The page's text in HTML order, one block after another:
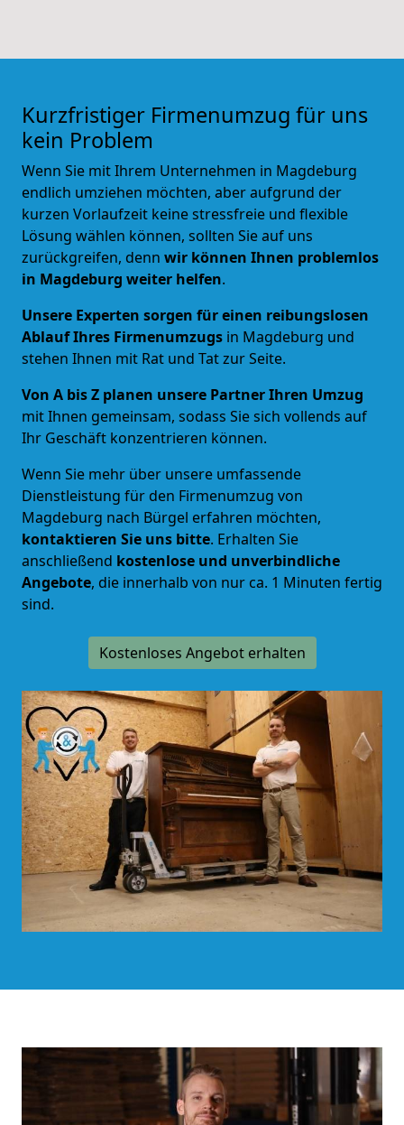
Kurzfristiger Firmenumzug für uns
kein Problem
Wenn Sie mit Ihrem Unternehmen in Magdeburg
endlich umziehen möchten, aber aufgrund der
kurzen Vorlaufzeit keine stressfreie und flexible
Lösung wählen können, sollten Sie auf uns
zurückgreifen, denn wir können Ihnen problemlos
in Magdeburg weiter helfen.
Unsere Experten sorgen für einen reibungslosen
Ablauf Ihres Firmenumzugs in Magdeburg und
stehen Ihnen mit Rat und Tat zur Seite.
Von A bis Z planen unsere Partner Ihren Umzug
mit Ihnen gemeinsam, sodass Sie sich vollends auf
Ihr Geschäft konzentrieren können.
Wenn Sie mehr über unsere umfassende
Dienstleistung für den Firmenumzug von
Magdeburg nach Bürgel erfahren möchten,
kontaktieren Sie uns bitte. Erhalten Sie
anschließend kostenlose und unverbindliche
Angebote, die innerhalb von nur ca. 1 Minuten fertig
sind.
Kostenloses Angebot erhalten